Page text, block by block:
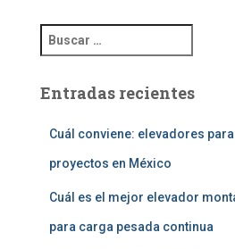
u
c
Entradas recientes
Cuál conviene: elevadores
proyectos en México
Cuál es el mejor elevador
para carga pesada continua